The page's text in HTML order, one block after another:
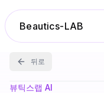
Beautics-LAB
랭킹
뒤로
뷰틱스랩 AI